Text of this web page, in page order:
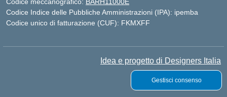
Codice Indice delle Pubbliche Amministrazioni (IPA): ipemba
Codice unico di fatturazione (CUF): FKMXFF
Idea e progetto di Designers Italia
Gestisci consenso